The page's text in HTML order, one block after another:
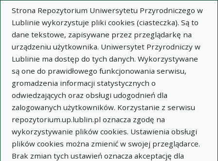
Strona Repozytorium Uniwersytetu Przyrodniczego w
Lublinie wykorzystuje pliki cookies (ciasteczka). Są to
dane tekstowe, zapisywane przez przeglądarkę na
urządzeniu użytkownika. Uniwersytet Przyrodniczy w
Lublinie ma dostęp do tych danych. Wykorzystywane
są one do prawidłowego funkcjonowania serwisu,
gromadzenia informacji statystycznych o
odwiedzających oraz obsługi udogodnień dla
zalogowanych użytkowników. Korzystanie z serwisu
repozytorium.up.lublin.pl oznacza zgodę na
wykorzystywanie plików cookies. Ustawienia obsługi
plików cookies można zmienić w swojej przeglądarce.
Brak zmian tych ustawień oznacza akceptację dla
×
Opis Notatki
Autor:
Franciszek Pawłowski
Jan Kapeluszny
Marian Wesołowski
Tytuł: Chemiczne odchwaszczanie grochu
polnego (Pisum arvense L.), wyki siewnej (Vicia
sativa L.) i łubinu żółtego (Lupinus luteus L.)
uprawianych na nasiona